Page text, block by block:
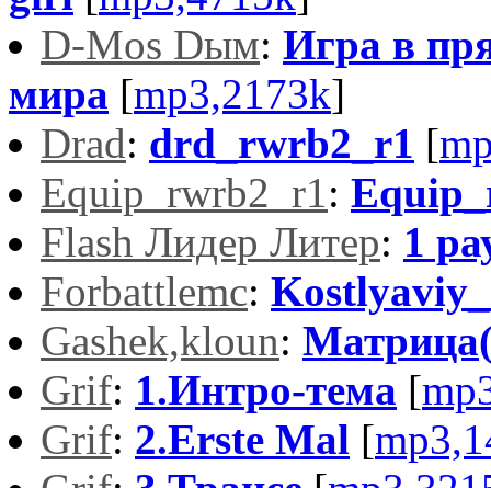
D-Mos Dым: Игра в
мира [mp3,2173k]
Drad: drd_rwrb2_r1 [
Equip_rwrb2_r1:
Flash Лидер Литер: 1
Forbattlemc:
Gashek,kloun:
Grif: 1.Интро-тема [
Grif: 2.Erste Mal [